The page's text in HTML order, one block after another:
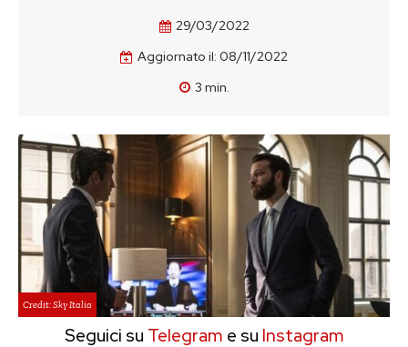
29/03/2022
Aggiornato il: 08/11/2022
3 min.
Credit: Sky Italia
Seguici su Telegram e su Instagram